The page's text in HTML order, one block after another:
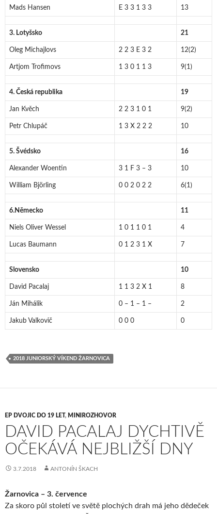
Mads Hansen E 3 3 1 3 3 13
3. Lotyšsko 21
Oleg Michajlovs 2 2 3 E 3 2 12(2)
Artjom Trofimovs 1 3 0 1 1 3 9(1)
4. Česká republika 19
Jan Kvěch 2 2 3 1 0 1 9(2)
Petr Chlupáč 1 3 X 2 2 2 10
5. Švédsko 16
Alexander Woentin 3 1 F 3 – 3 10
William Björling 0 0 2 0 2 2 6(1)
6.Německo 11
Niels Oliver Wessel 1 0 1 1 0 1 4
Lucas Baumann 0 1 2 3 1 X 7
Slovensko 10
David Pacalaj 1 1 3 2 X 1 8
Ján Mihálik 0 – 1 – 1 – 2
Jakub Valkovič 0 0 0 0
2018 JUNIORSKÝ VÍKEND ŽARNOVICA
EP DVOJIC DO 19 LET, MINIROZHOVOR
DAVID PACALAJ DYCHTIVĚ
OČEKÁVÁ NEJBLIŽŠÍ DNY
3.7.2018 ANTONÍN ŠKACH
Žarnovica – 3. července
Za skoro půl století ve světě plochých drah má jeho dědeček